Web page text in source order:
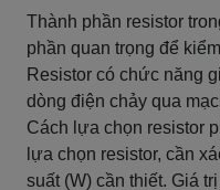
Thành phần resistor
phần quan trọng để
Resistor có chức năng
dòng điện chảy qua
Cách lựa chọn resistor
lựa chọn resistor, cần
suất (W) cần thiết. Giá